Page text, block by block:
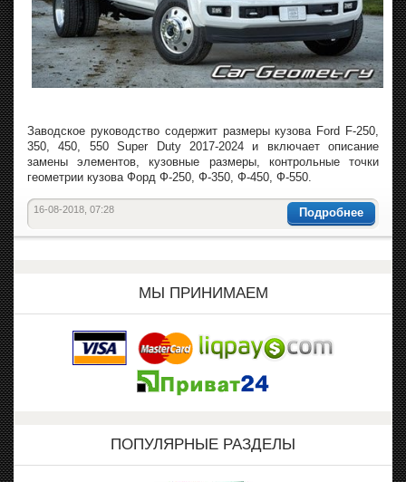
Заводское руководство содержит размеры кузова Ford F-250,
350, 450, 550 Super Duty 2017-2024 и включает описание
замены элементов, кузовные размеры, контрольные точки
геометрии кузова Форд Ф-250, Ф-350, Ф-450, Ф-550.
Подробнее
16-08-2018, 07:28
МЫ ПРИНИМАЕМ
ПОПУЛЯРНЫЕ РАЗДЕЛЫ